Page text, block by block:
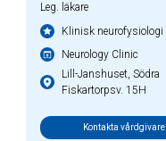
Leg. läkare
Klinisk neurofysiologi
Neurology Clinic
Lill-Janshuset, Södra
Fiskartorpsv. 15H
Kontakta vårdgivare